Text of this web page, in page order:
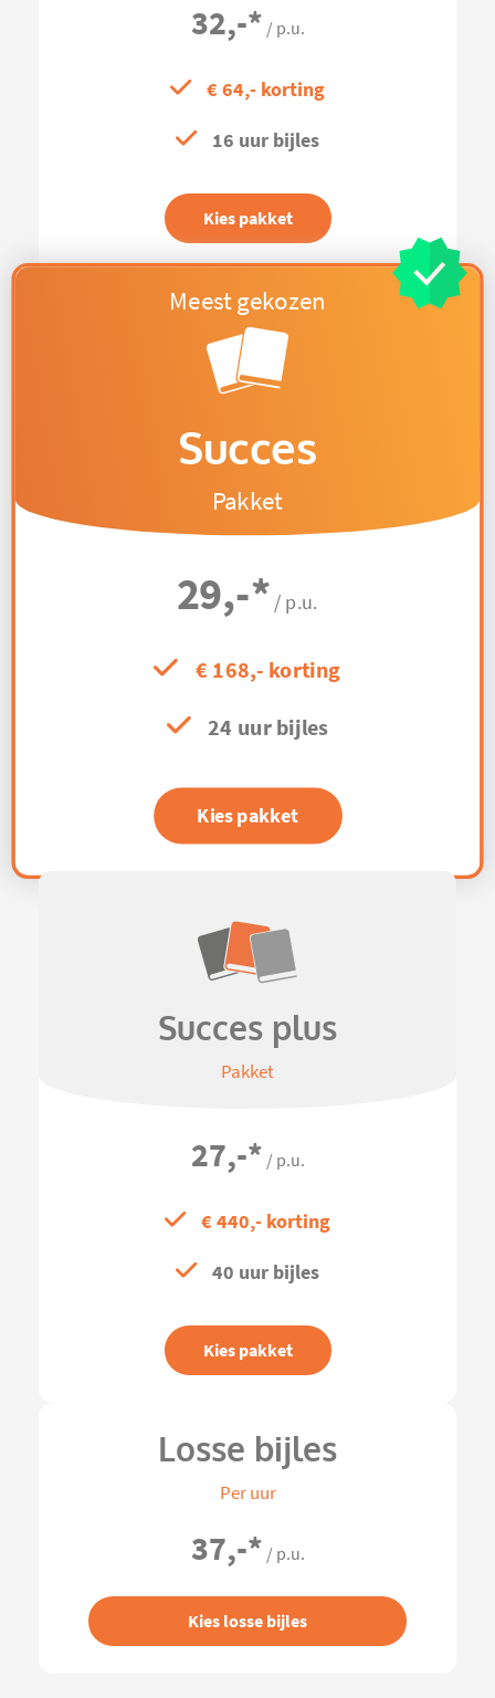
32,-* / p.u.
€ 64,- korting
16 uur bijles
Kies pakket
Succes
Pakket
29,-* / p.u.
€ 168,- korting
24 uur bijles
Kies pakket
Succes plus
Pakket
27,-* / p.u.
€ 440,- korting
40 uur bijles
Kies pakket
Losse bijles
Per uur
37,-* / p.u.
Kies losse bijles